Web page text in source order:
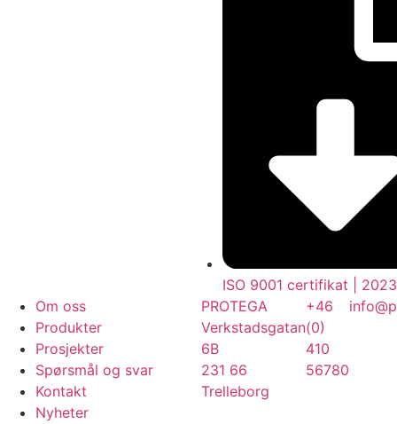
ISO 9001 certifikat |
Om oss
Produkter
Prosjekter
Spørsmål og svar
Kontakt
Nyheter
PROTEGA
Verkstadsgatan
6B
231 66
Trelleborg
+46
(0)
410
56780